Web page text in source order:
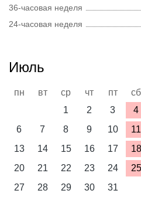
36-часовая неделя
24-часовая неделя
Июль
пн вт ср чт пт сб
1
2 3 4
6
7 8 9 10 11
13
14 15 16 17 18
20
21 22 23 24 25
27
28 29 30 31